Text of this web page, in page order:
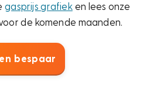
gasprijs grafieken lees onze
de komende maanden.
bespaar